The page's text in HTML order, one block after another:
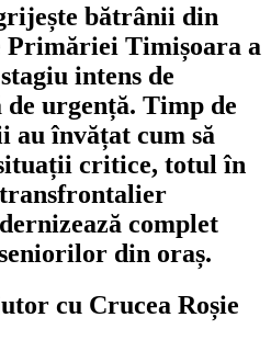
bătrânii din
Primăriei Timișoara a
intens de
urgență. Timp de
au învățat cum să
critice, totul în
complet
din oraș.
cu Crucea Roșie